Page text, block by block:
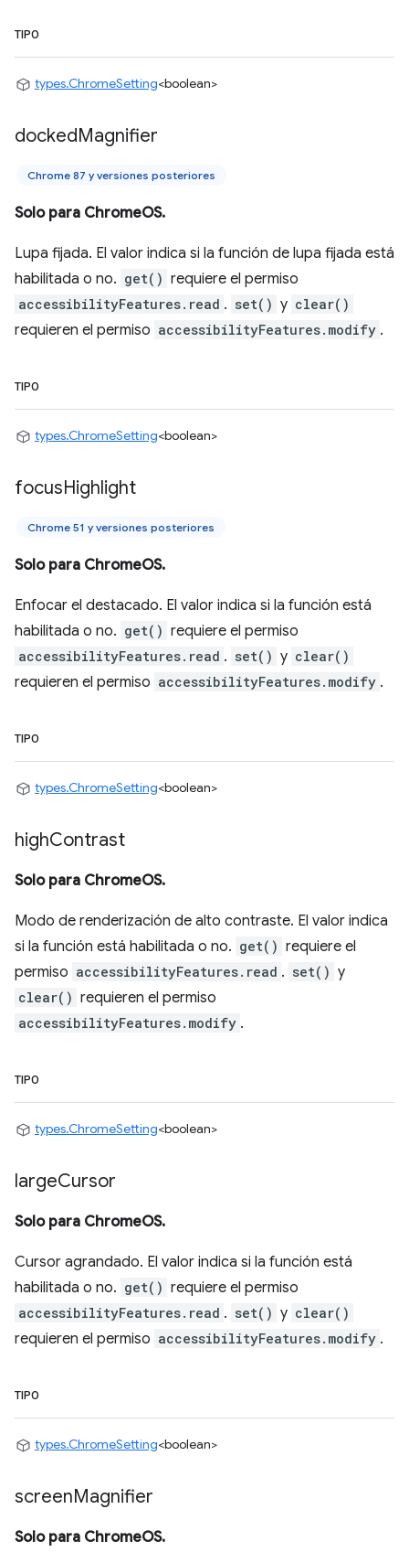
TIPO
types.ChromeSetting<boolean>
dockedMagnifier
Chrome 87 y versiones posteriores
Solo para ChromeOS.
Lupa fijada. El valor indica si la función de lupa fijada está
habilitada o no. get() requiere el permiso
accessibilityFeatures.read . set() y clear()
requieren el permiso accessibilityFeatures.modify .
TIPO
types.ChromeSetting<boolean>
focusHighlight
Chrome 51 y versiones posteriores
Solo para ChromeOS.
Enfocar el destacado. El valor indica si la función está
habilitada o no. get() requiere el permiso
accessibilityFeatures.read . set() y clear()
requieren el permiso accessibilityFeatures.modify .
TIPO
types.ChromeSetting<boolean>
highContrast
Solo para ChromeOS.
Modo de renderización de alto contraste. El valor indica
si la función está habilitada o no. get() requiere el
permiso accessibilityFeatures.read . set() y
clear() requieren el permiso
accessibilityFeatures.modify .
TIPO
types.ChromeSetting<boolean>
largeCursor
Solo para ChromeOS.
Cursor agrandado. El valor indica si la función está
habilitada o no. get() requiere el permiso
accessibilityFeatures.read . set() y clear()
requieren el permiso accessibilityFeatures.modify .
TIPO
types.ChromeSetting<boolean>
screenMagnifier
Solo para ChromeOS.